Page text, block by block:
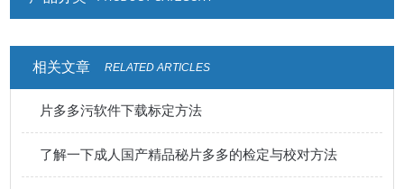
相关文章 RELATED ARTICLES
片多多污软件下载标定方法
了解一下成人国产精品秘片多多的检定与校对方法